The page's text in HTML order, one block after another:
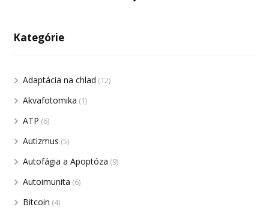
Kategórie
Adaptácia na chlad (12)
Akvafotomika (1)
ATP (6)
Autizmus (5)
Autofágia a Apoptóza (9)
Autoimunita (6)
Bitcoin (4)